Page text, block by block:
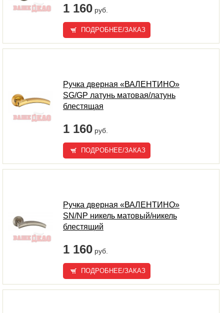
1 160 руб.
ПОДРОБНЕЕ/ЗАКАЗ
Ручка дверная «ВАЛЕНТИНО»
SG/GP латунь матовая/латунь
блестящая
1 160 руб.
ПОДРОБНЕЕ/ЗАКАЗ
Ручка дверная «ВАЛЕНТИНО»
SN/NP никель матовый/никель
блестящий
1 160 руб.
ПОДРОБНЕЕ/ЗАКАЗ